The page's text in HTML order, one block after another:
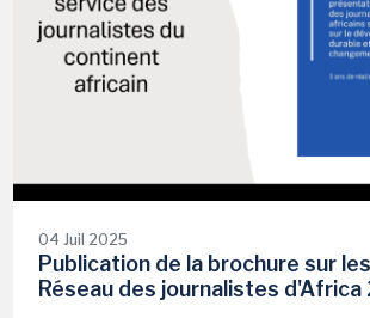
04 Juil 2025
Publication de la brochure sur
Réseau des journalistes d'Africa